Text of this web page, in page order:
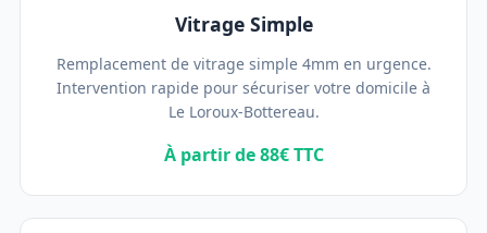
Vitrage Simple
Remplacement de vitrage simple 4mm en urgence.
Intervention rapide pour sécuriser votre domicile à
Le Loroux-Bottereau.
À partir de 88€ TTC